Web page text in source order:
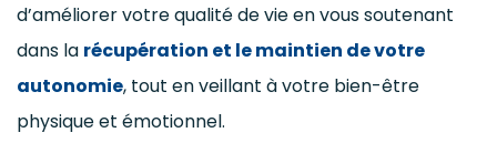
d’améliorer votre qualité de vie en vous soutenant
dans la récupération et le maintien de votre
autonomie, tout en veillant à votre bien-être
physique et émotionnel.